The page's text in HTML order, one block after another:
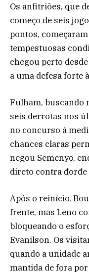
Os anfitriões, que
começo de seis
pontos,
tempestuosas
chegou perto
a uma defesa forte
Fulham, buscando
seis derrotas nos
no concurso à
chances claras
negou Semenyo,
direto contra đorđe
Após o reinício,
frente, mas Leno
bloqueando o
Evanilson. Os
quando a unidade
mantida de fora